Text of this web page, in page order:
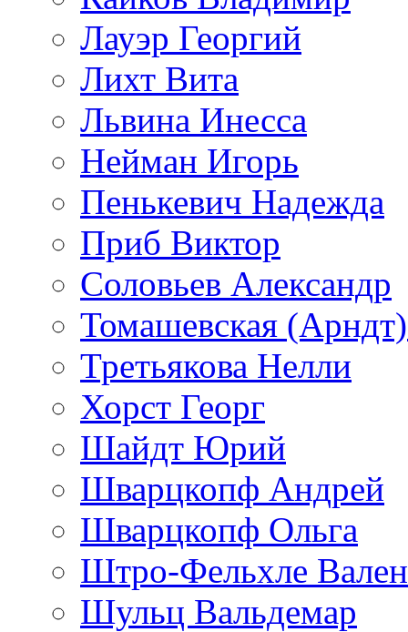
Лауэр Георгий
Лихт Вита
Львина Инесса
Нейман Игорь
Пенькевич Надежда
Приб Виктор
Соловьев Александр
Томашевская
Третьякова Нелли
Хорст Георг
Шайдт Юрий
Шварцкопф Андрей
Шварцкопф Ольга
Штро-Фельхле
Шульц Вальдемар